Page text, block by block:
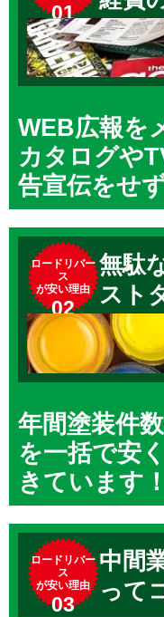
01
WEB広報を
カタログや
告宣伝をせ
ロードリバー
ス
が安い理由
02
無駄
スト
年間塗装件
を一括で安
きています！
ロードリバー
ス
が安い理由
03
中間
って